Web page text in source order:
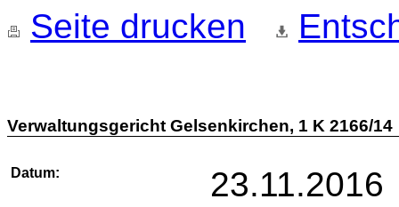
Seite drucken
Verwaltungsgericht Gelsenkirchen, 1 K 2166/14
Datum: 23.11.2016